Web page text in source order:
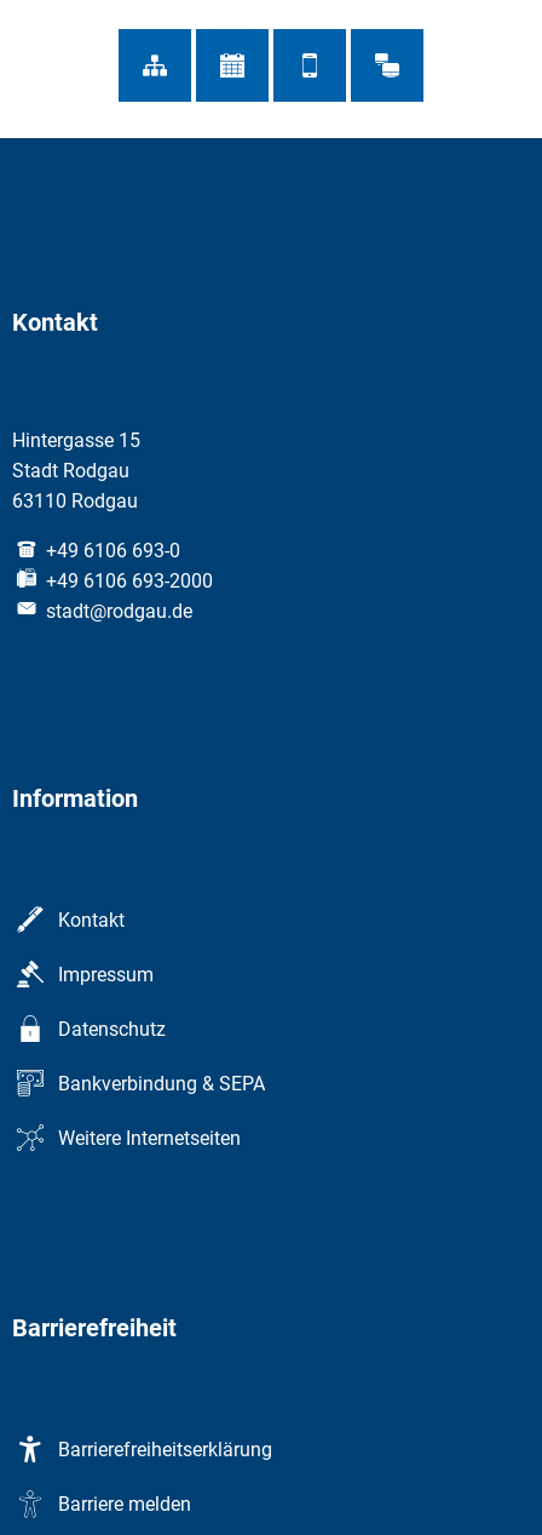
Kontakt
Hintergasse 15
Stadt Rodgau
63110 Rodgau
+49 6106 693-0
+49 6106 693-2000
stadt@rodgau.de
Information
Kontakt
Impressum
Datenschutz
Bankverbindung & SEPA
Weitere Internetseiten
Barrierefreiheit
Barrierefreiheitserklärung
Barriere melden